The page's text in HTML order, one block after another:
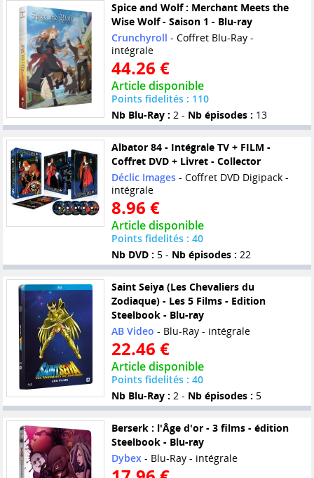
Spice and Wolf : Merchant Meets the
Wise Wolf - Saison 1 - Blu-ray
Crunchyroll - Coffret Blu-Ray -
intégrale
44.26 €
Article disponible
Points fidelités : 110
Nb Blu-Ray : 2 - Nb épisodes : 13
Albator 84 - Intégrale TV + FILM -
Coffret DVD + Livret - Collector
Déclic Images- Coffret DVD Digipack -
intégrale
8.96 €
Article disponible
Points fidelités : 40
Nb DVD : 5 - Nb épisodes : 22
Saint Seiya (Les Chevaliers du
Zodiaque) - Les 5 Films - Edition
Steelbook - Blu-ray
AB Video - Blu-Ray - intégrale
22.46 €
Article disponible
Points fidelités : 40
Nb Blu-Ray : 2 - Nb épisodes : 5
Berserk : l'Âge d'or - 3 films - édition
Steelbook - Blu-ray
Dybex- Blu-Ray - intégrale